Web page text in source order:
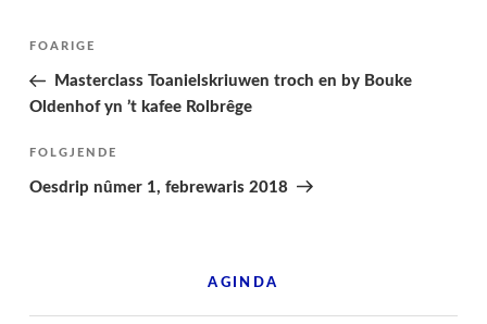
Berichtnavigatie
Folgjende
pagina
FOARIGE
Masterclass Toanielskriuwen troch en by Bouke
Oldenhof yn ’t kafee Rolbrêge
Folgjend
berjocht
FOLGJENDE
Oesdrip nûmer 1, febrewaris 2018
AGINDA